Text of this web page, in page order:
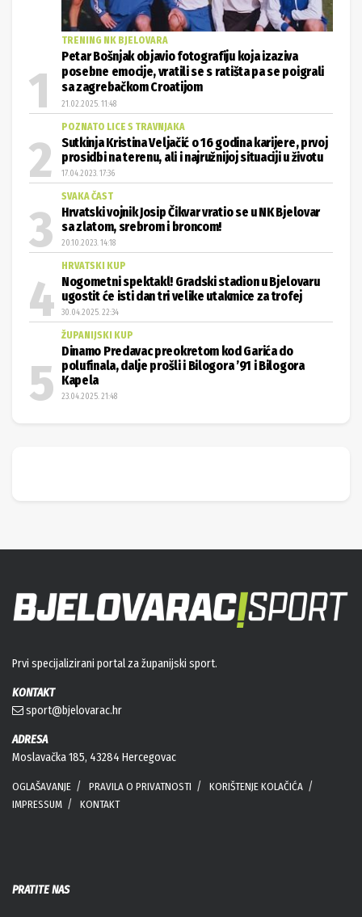
TRENING NK BJELOVARA
Petar Bošnjak objavio fotografiju koja izaziva
posebne emocije, vratili se s ratišta pa se poigrali
sa zagrebačkom Croatijom
21.02.2025. 11:48
POZNATO LICE S TRAVNJAKA
Sutkinja Kristina Veljačić o 16 godina karijere, prvoj
prosidbi na terenu, ali i najružnijoj situaciji u životu
17.04.2023. 17:36
SVAKA ČAST
Hrvatski vojnik Josip Čikvar vratio se u NK Bjelovar
sa zlatom, srebrom i broncom!
20.10.2023. 14:18
HRVATSKI KUP
Nogometni spektakl! Gradski stadion u Bjelovaru
ugostit će isti dan tri velike utakmice za trofej
30.04.2025. 22:34
ŽUPANIJSKI KUP
Dinamo Predavac preokretom kod Garića do
polufinala, dalje prošli i Bilogora ’91 i Bilogora
Kapela
23.04.2025. 21:48
Prvi specijalizirani portal za županijski sport.
KONTAKT
sport@bjelovarac.hr
ADRESA
Moslavačka 185, 43284 Hercegovac
OGLAŠAVANJE PRAVILA O PRIVATNOSTI
KORIŠTENJE KOLAČIĆA
IMPRESSUM
KONTAKT
PRATITE NAS